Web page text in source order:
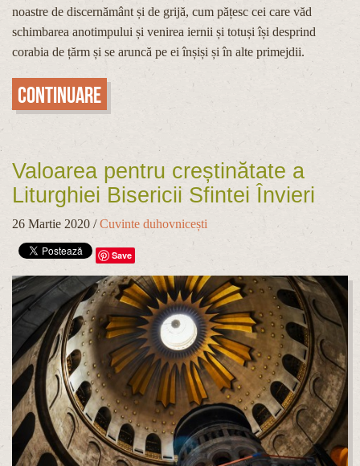
noastre de discernământ și de grijă, cum pățesc cei care văd
schimbarea anotimpului și venirea iernii și totuși își desprind
corabia de țărm și se aruncă pe ei înșiși și în alte primejdii.
Continuare
Valoarea pentru creștinătate a
Liturghiei Bisericii Sfintei Învieri
26 Martie 2020 /Cuvinte duhovnicești
Save